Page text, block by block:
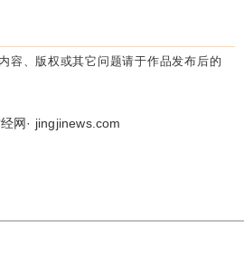
容、版权或其它问题请于作品发布后的
网· jingjinews.com